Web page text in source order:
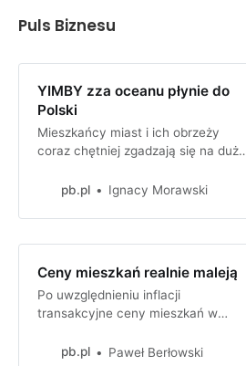
Puls Biznesu
YIMBY zza oceanu płynie do
Polski
Mieszkańcy miast i ich obrzeży
coraz chętniej zgadzają się na duże
warunkiem, że otrzymają coś w
prawo, a szkodzi chaos
informacyjny.
pb.pl Ignacy Morawski
Ceny mieszkań realnie maleją
Po uwzględnieniu inflacji
transakcyjne ceny mieszkań w
jest to zwłaszcza w przypadku lokali
pb.pl Paweł Berłowski